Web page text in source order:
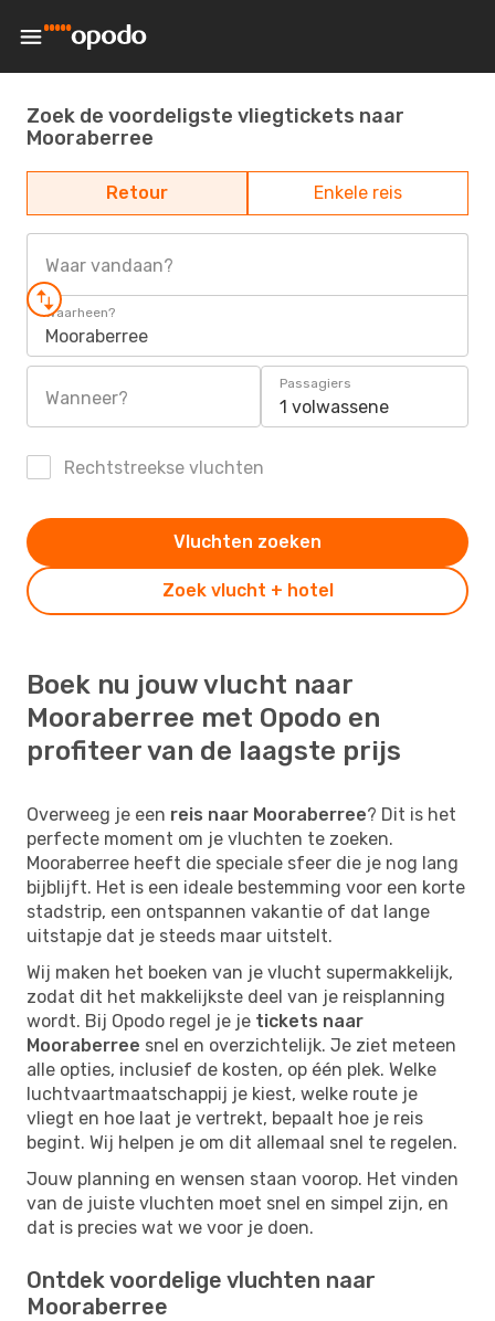
Zoek de voordeligste vliegtickets naar
Mooraberree
Retour Enkele reis
Waar vandaan?
Waarheen?
Mooraberree
Wanneer?
Passagiers
1 volwassene
Rechtstreekse vluchten
Zoek vlucht + hotel
Vluchten zoeken
Boek nu jouw vlucht naar
Mooraberree met Opodo en
profiteer van de laagste prijs
Overweeg je een reis naar Mooraberree? Dit is het
perfecte moment om je vluchten te zoeken.
Mooraberree heeft die speciale sfeer die je nog lang
bijblijft. Het is een ideale bestemming voor een korte
stadstrip, een ontspannen vakantie of dat lange
uitstapje dat je steeds maar uitstelt.
Wij maken het boeken van je vlucht supermakkelijk,
zodat dit het makkelijkste deel van je reisplanning
wordt. Bij Opodo regel je je tickets naar
Mooraberree snel en overzichtelijk. Je ziet meteen
alle opties, inclusief de kosten, op één plek. Welke
luchtvaartmaatschappij je kiest, welke route je
vliegt en hoe laat je vertrekt, bepaalt hoe je reis
begint. Wij helpen je om dit allemaal snel te regelen.
Jouw planning en wensen staan voorop. Het vinden
van de juiste vluchten moet snel en simpel zijn, en
dat is precies wat we voor je doen.
Ontdek voordelige vluchten naar
Mooraberree